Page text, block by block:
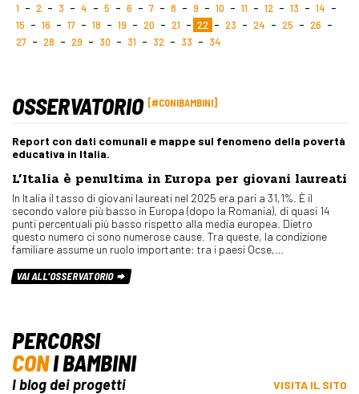
1 2 3 4 5 6 7 8 9 10 11 12 13
14
15
16 17 18 19 20 21 22 23 24 25
26
27
28 29 30 31 32 33 34
OSSERVATORIO #CONIBAMBINI
Report con dati comunali e mappe sul fenomeno della povertà
educativa in Italia.
L’Italia è penultima in Europa per giovani laureati
In Italia il tasso di giovani laureati nel 2025 era pari a 31,1%. È il
secondo valore più basso in Europa (dopo la Romania), di quasi 14
punti percentuali più basso rispetto alla media europea. Dietro
questo numero ci sono numerose cause. Tra queste, la condizione
familiare assume un ruolo importante: tra i paesi Ocse,…
VAI ALL'OSSERVATORIO
PERCORSI
CONI BAMBINI
I blog dei progetti VISITA IL SITO